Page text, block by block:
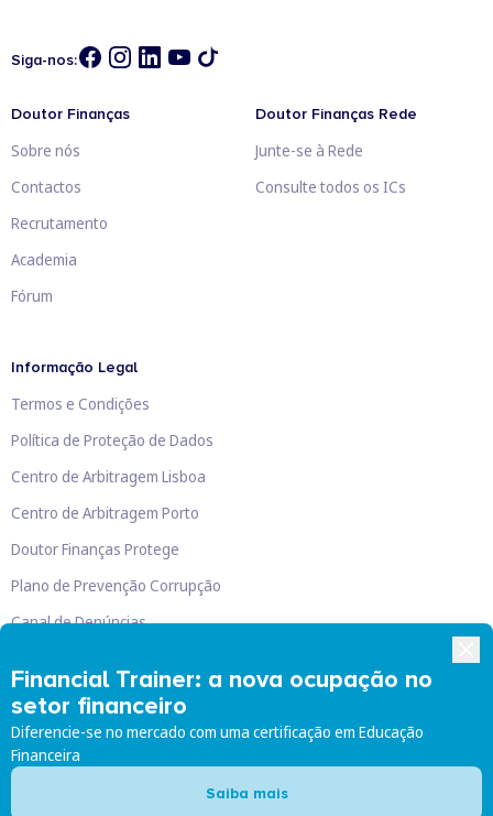
Financial Trainer: a nova ocupação no
setor financeiro
Diferencie-se no mercado com uma certificação em Educação
Financeira
Saiba mais
Siga-nos:
Doutor Finanças
Sobre nós
Contactos
Recrutamento
Academia
Fórum
Doutor Finanças Rede
Junte-se à Rede
Consulte todos os ICs
Informação Legal
Termos e Condições
Política de Proteção de Dados
Centro de Arbitragem Lisboa
Centro de Arbitragem Porto
Doutor Finanças Protege
Plano de Prevenção Corrupção
Canal de Denúncias
Doutor Finanças, Lda